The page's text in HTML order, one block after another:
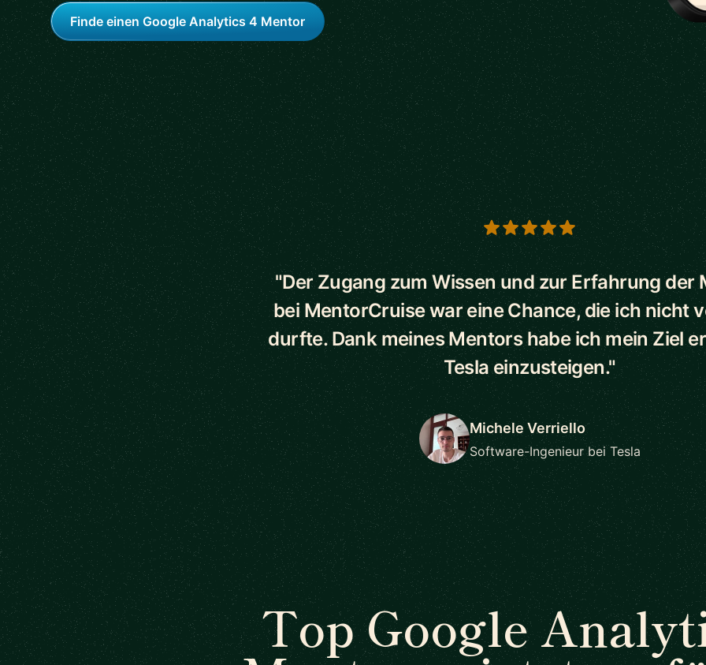
Finde einen Google Analytics 4 Mentor
5 out of 5 stars
"Der Zugang zum Wissen und zur Erfahrung der
bei MentorCruise war eine Chance, die ich nicht
durfte. Dank meines Mentors habe ich mein Ziel
Tesla einzusteigen."
Michele Verriello
Software-Ingenieur bei Tesla
Top Google